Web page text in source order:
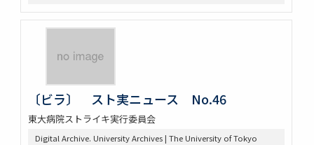
〔ビラ〕 スト実ニュース No.46
東大病院ストライキ実行委員会
Digital Archive. University Archives | The University of Tokyo